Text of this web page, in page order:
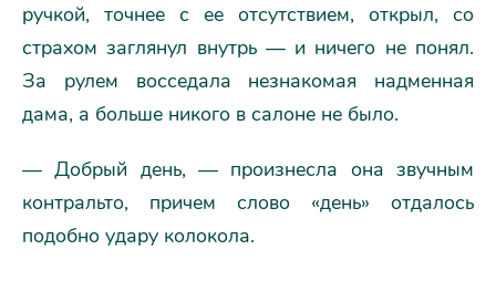
ручкой, точнее с ее отсутствием, открыл, со
страхом заглянул внутрь — и ничего не понял.
За рулем восседала незнакомая надменная
дама, а больше никого в салоне не было.
— Добрый день, — произнесла она звучным
контральто, причем слово «день» отдалось
подобно удару колокола.